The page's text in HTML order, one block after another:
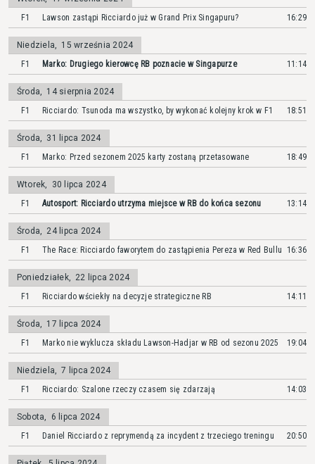
F1
Lawson zastąpi Ricciardo już w Grand Prix Singapuru? 16:29
Niedziela, 15 września 2024
F1
Marko: Drugiego kierowcę RB poznacie w Singapurze 11:14
Środa, 14 sierpnia 2024
F1
Ricciardo: Tsunoda ma wszystko, by wykonać kolejny krok w F1 18:51
Środa, 31 lipca 2024
F1
Marko: Przed sezonem 2025 karty zostaną przetasowane 18:49
Wtorek,
30 lipca 2024
F1
Autosport: Ricciardo utrzyma miejsce w RB do końca sezonu 13:14
Środa, 24 lipca 2024
F1
The Race: Ricciardo faworytem do zastąpienia Pereza w Red Bullu 16:36
Poniedziałek, 22 lipca 2024
F1
Ricciardo wściekły na decyzje strategiczne RB 14:11
Środa, 17 lipca 2024
F1
Marko nie wyklucza składu Lawson-Hadjar w RB od sezonu 2025 19:04
Niedziela, 7 lipca 2024
F1
Ricciardo: Szalone rzeczy czasem się zdarzają 14:03
Sobota,
6 lipca 2024
F1
Daniel Ricciardo z reprymendą za incydent z trzeciego treningu 20:50